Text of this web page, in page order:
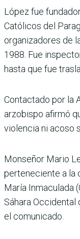
López fue
Católicos del
organizadores de
1988. Fue
hasta que fue
Contactado por la
arzobispo afirmó
violencia ni acoso
Monseñor Mario
perteneciente a la
María Inmaculada
Sáhara Occidental
el comunicado.